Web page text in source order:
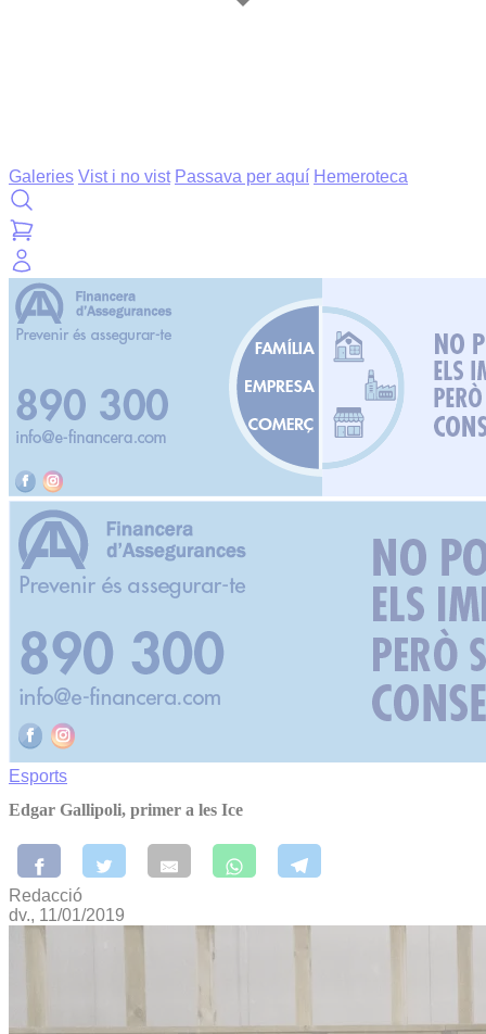
Galeries Vist i no vist Passava per aquí Hemeroteca
Esports
Edgar Gallipoli, primer a les Ice
Redacció
dv., 11/01/2019